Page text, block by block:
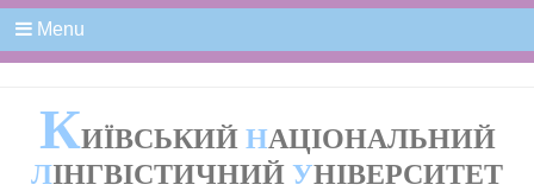
Menu
КИЇВСЬКИЙ НАЦІОНАЛЬНИЙ
ЛІНГВІСТИЧНИЙ УНІВЕРСИТЕТ